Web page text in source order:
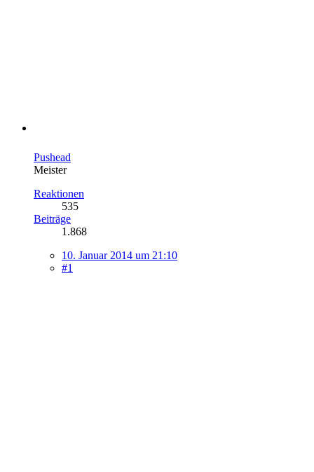
Pushead
Meister
Reaktionen
535
Beiträge
1.868
10. Januar 2014 um 21:10
#1